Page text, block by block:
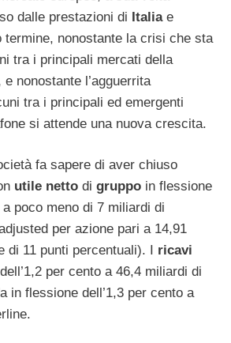
dalle prestazioni di Italiae
termine, nonostante la crisi che sta
tra i principali mercati della
nonostante l’agguerrita
tra i principali ed emergenti
si attende una nuova crescita.
fa sapere di aver chiuso
utile netto di gruppo in flessione
poco meno di 7 miliardi di
per azione pari a 14,91
di 11 punti percentuali). I ricavi
per cento a 46,4 miliardi di
in flessione dell’1,3 per cento a